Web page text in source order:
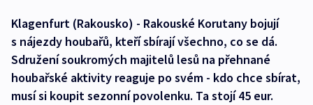
Klagenfurt (Rakousko) - Rakouské Korutany bojují
s nájezdy houbařů, kteří sbírají všechno, co se dá.
Sdružení soukromých majitelů lesů na přehnané
houbařské aktivity reaguje po svém - kdo chce sbírat,
musí si koupit sezonní povolenku. Ta stojí 45 eur.